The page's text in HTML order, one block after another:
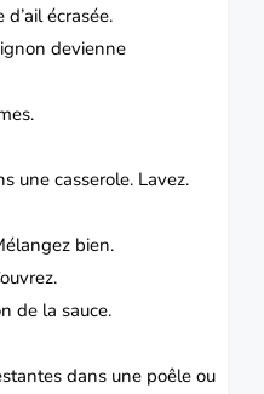
écrasée.
devienne
une casserole. Lavez.
bien.
de la sauce.
dans une poêle ou